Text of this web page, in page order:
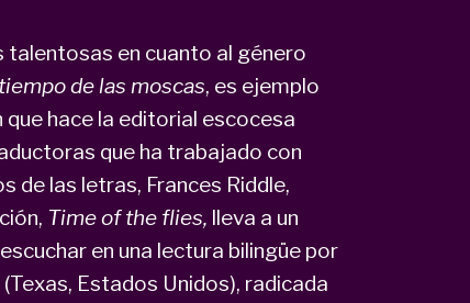
talentosas en cuanto al género
de las moscas, es ejemplo
hace la editorial escocesa
que ha trabajado con
de las letras, Frances Riddle,
Time of the flies, lleva a un
en una lectura bilingüe por
Estados Unidos), radicada